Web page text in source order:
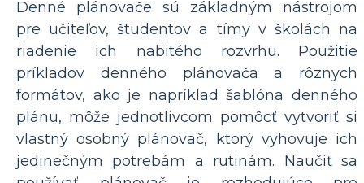
Denné plánovače sú základným nástrojom
pre učiteľov, študentov a tímy v školách na
riadenie ich nabitého rozvrhu. Použitie
príkladov denného plánovača a rôznych
formátov, ako je napríklad šablóna denného
plánu, môže jednotlivcom pomôcť vytvoriť si
vlastný osobný plánovač, ktorý vyhovuje ich
jedinečným potrebám a rutinám. Naučiť sa